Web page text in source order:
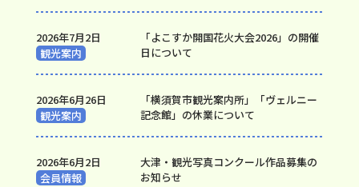
2026年7月2日
「よこすか開国花火大会2026」の開催
日について
観光案内
2026年6月26日
「横須賀市観光案内所」「ヴェルニー
記念館」の休業について
観光案内
2026年6月2日
大津・観光写真コンクール作品募集の
お知らせ
会員情報